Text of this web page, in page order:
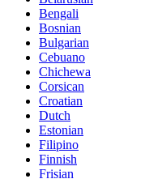
Bengali
Bosnian
Bulgarian
Cebuano
Chichewa
Corsican
Croatian
Dutch
Estonian
Filipino
Finnish
Frisian